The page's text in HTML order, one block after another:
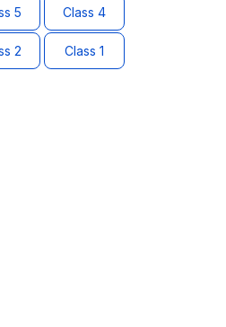
5 Class 4
2 Class 1